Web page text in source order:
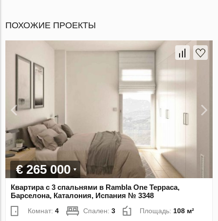
ПОХОЖИЕ ПРОЕКТЫ
€ 265 000
Квартира с 3 спальнями в Rambla One Терраса,
Барселона, Каталония, Испания № 3348
Комнат:4 Спален:3 Площадь:108 м²